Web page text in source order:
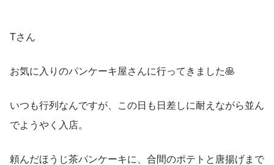
Tさん
お気に入りのパンケーキ屋さんに行ってきました🥞
いつも行列なんですが、この日も日差しに耐えながら並ん
でようやく入店。
頼んだほうじ茶パンケーキに、合間のポテトと唐揚げまで